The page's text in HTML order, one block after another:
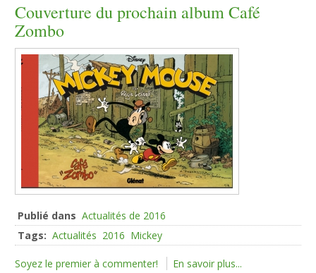
Couverture du prochain album Café
Zombo
Publié dans Actualités de 2016
Tags: Actualités 2016 Mickey
Soyez le premier à commenter! En savoir plus...